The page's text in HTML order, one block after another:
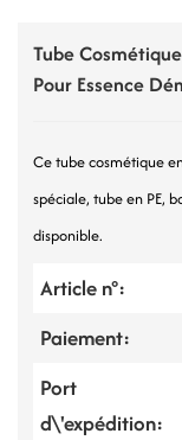
Tube
Pour Essence
Ce tube cosmétique
spéciale, tube en PE,
disponible.
Article n°:
Paiement:
Port
d\'expédition: